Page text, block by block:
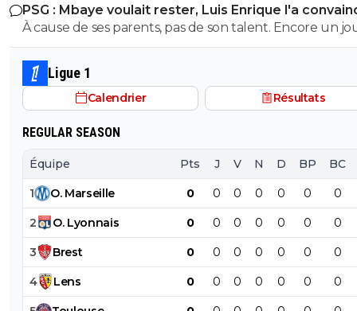
avec les salaires économisés
PSG : Mbaye voulait rester, Luis Enrique l'a
À cause de ses parents, pas de son talent. Encore un
avec entourage nocif.
Ligue 1
Calendrier Résultats
REGULAR SEASON
Équipe Pts J V N D BP BC
1 O. Marseille 0 0 0 0 0 0 0
2 O. Lyonnais 0 0 0 0 0 0 0
3 Brest 0 0 0 0 0 0 0
4 Lens 0 0 0 0 0 0 0